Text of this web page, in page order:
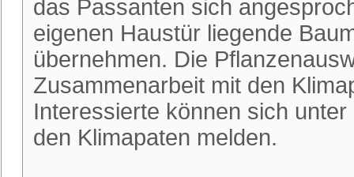
das Passanten sich
eigenen Haustür liegende
übernehmen. Die
Zusammenarbeit mit den
Interessierte können sich
den Klimapaten melden.